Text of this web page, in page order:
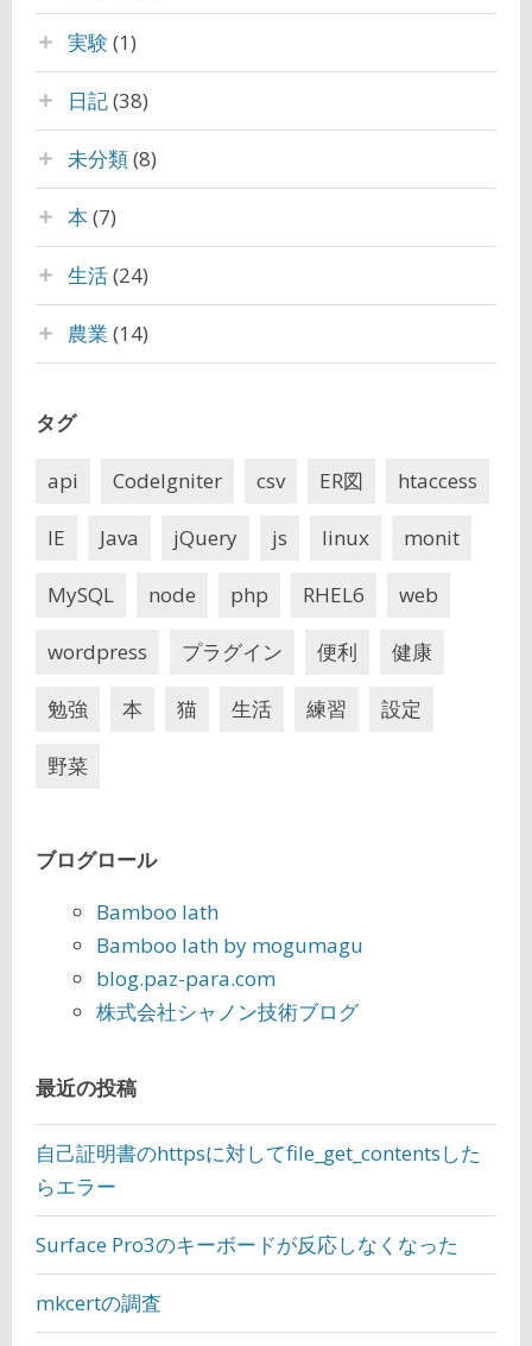
実験 (1)
日記(38)
未分類(8)
本 (7)
生活(24)
農業 (14)
タグ
api CodeIgniter csv ER図 htaccess
IE Java jQuery js linux monit
MySQL node php RHEL6 web
wordpress プラグイン 便利 健康
勉強 本 猫 生活 練習 設定
野菜
ブログロール
Bamboo lath
Bamboo lath by mogumagu
blog.paz-para.com
株式会社シャノン技術ブログ
最近の投稿
自己証明書のhttpsに対してfile_get_contentsした
らエラー
Surface Pro3のキーボードが反応しなくなった
mkcertの調査